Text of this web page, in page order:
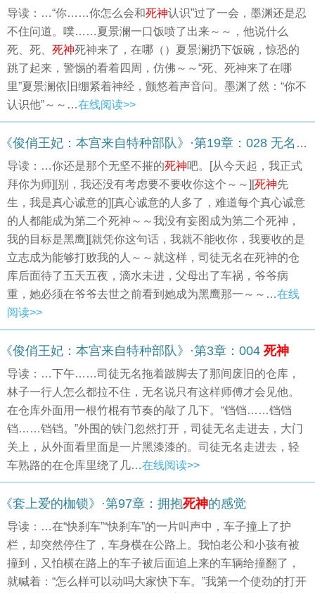
导读：…“你……你怎么会和死神认识”过了一会，墨渊还是忍
不住问道。噗……夏景澜一口饭喷了出来～～，他说什么
死、死、 死神死神来了，在哪（）夏景澜扔下饭碗，惊恐的
跳了起来，警惕的看着四周，仿佛～～“死、死神来了在哪
里”夏景澜依旧绷紧着神经，颤悠着声音问。墨渊了然：“你不
认识他”～～…在线阅读>>
《俊俏王妃：本宫来自特种部队》·第19章：028 无名的回忆
导读：…你还是那个无坚不摧的死神吧。[从今天起，我正式
拜你为师][别，我还没有考虑要不要收你这个～～][死神先
生，我是真心诚意的][真心诚意的人多了，难道每个真心诚意
的人都能成为第二个死神～～我没有妄图成为第二个死神，
我的目标是黑鹰][就凭你这句话，我就不能收你，我要收的是
立志成为能够打败我的人～～就这样，司徒无名在死神的仓
库后面待了五天五夜，滴水未进，父母出了车祸，爷爷病
重，她必须在爷爷去世之前看到她成为黑鹰那一～～…在线
阅读>>
《俊俏王妃：本宫来自特种部队》·第3章：004 死神
导读：…下午……司徒无名拖着跛脚去了那间废旧的仓库，
林子一行人怎么都拉不住，无名说只有这样师傅才会见他。
在仓库外面用一根竹棍有节奏的敲了几下。“铛铛……铛铛
铛……铛铛。”外围的铁门忽然打开，司徒无名走进去，大门
关上，从外面看里面是一片黑漆漆的。司徒无名走进去，轻
车熟路的在仓库里绕了几…在线阅读>>
《套上爱的枷锁》·第97章：拥抱死神的感觉
导读：…在“快刹车”“快刹车”的一片叫声中，车子撞上了护
栏，却突然停住了，车身横在公路上。我怕老公和小孩有被
撞到，又怕横在路上的车子被后面追上来的车辆给撞翻了，
就喊着：“怎么样可以动吗大家快下车。”我第一个使劲的打开